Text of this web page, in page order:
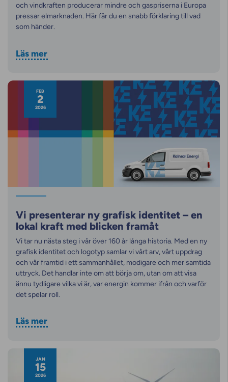
och vindkraften producerar mindre och gaspriserna i Europa
pressar elmarknaden. Här får du en snabb förklaring till vad
som händer.
Läs mer
FEB
2
2026
Vi presenterar ny grafisk identitet – en
lokal kraft med blicken framåt
Vi tar nu nästa steg i vår över 160 år långa historia. Med en ny
grafisk identitet och logotyp samlar vi vårt arv, vårt uppdrag
och vår framtid i ett sammanhållet, modigare och mer samtida
uttryck. Det handlar inte om att börja om, utan om att visa
ännu tydligare vilka vi är, var energin kommer ifrån och varför
det spelar roll.
Läs mer
JAN
15
2026